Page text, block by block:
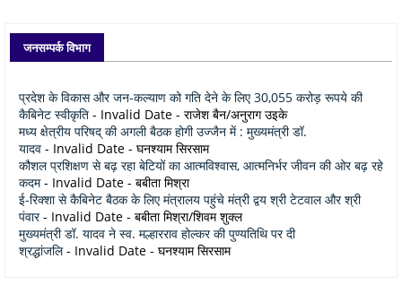
जनसम्पर्क विभाग
प्रदेश के विकास और जन-कल्याण को गति देने के लिए 30,055 करोड़ रूपये की
कैबिनेट स्वीकृति - Invalid Date - राजेश बैन/अनुराग उइके
मध्य क्षेत्रीय परिषद् की अगली बैठक होगी उज्जैन में : मुख्यमंत्री डॉ.
यादव - Invalid Date - घनश्याम सिरसाम
कौशल प्रशिक्षण से बढ़ रहा बेटियों का आत्मविश्वास, आत्मनिर्भर जीवन की ओर बढ़ रहे
कदम- Invalid Date - बबीता मिश्रा
ई-रिक्शा से कैबिनेट बैठक के लिए मंत्रालय पहुंचे मंत्री द्वय श्री टेटवाल और श्री
पंवार- Invalid Date - बबीता मिश्रा/शिवम शुक्ल
मुख्यमंत्री डॉ. यादव ने स्व. मल्हारराव होल्कर की पुण्यतिथि पर दी
श्रद्धांजलि- Invalid Date - घनश्याम सिरसाम